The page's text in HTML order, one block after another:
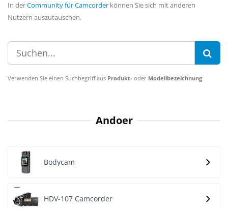
In derCommunity für Camcorder können Sie sich mit anderen
Nutzern auszutauschen.
Verwenden Sie einen Suchbegriff aus Produkt- oder Modellbezeichnung.
Andoer
Bodycam
HDV-107 Camcorder